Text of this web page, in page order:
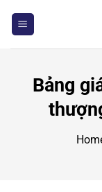
Bảng